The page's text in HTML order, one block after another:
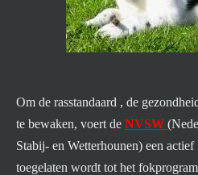
Om de rasstandaard , de
te bewaken, voert de NVSW
Stabij- en Wetterhounen) een
toegelaten wordt tot het